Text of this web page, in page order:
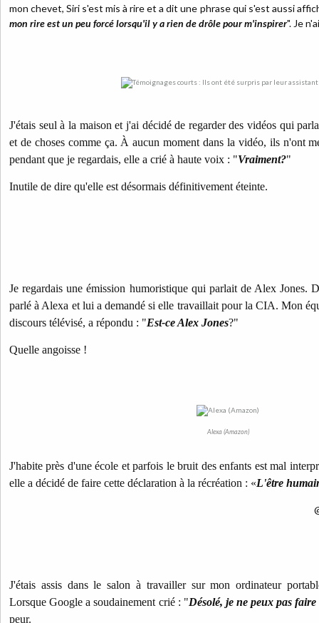
mon chevet, Siri s'est mis à rire et a dit une phrase qui s'est aussi
mon rire est un peu forcé lorsqu'il y a rien de drôle pour m'inspirer". Je
J'étais seul à la maison et j'ai décidé de regarder des vidéos qui
et de choses comme ça. À aucun moment dans la vidéo, ils n'ont
pendant que je regardais, elle a crié à haute voix : "Vraiment?"
Inutile de dire qu'elle est désormais définitivement éteinte.
Je regardais une émission humoristique qui parlait de Alex Jones.
parlé à Alexa et lui a demandé si elle travaillait pour la CIA. Mon
discours télévisé, a répondu : "Est-ce Alex Jones?"
Quelle angoisse !
Alexa (Amazon)
J'habite près d'une école et parfois le bruit des enfants est mal
elle a décidé de faire cette déclaration à la récréation : «L'être
J'étais assis dans le salon à travailler sur mon ordinateur
Lorsque Google a soudainement crié : "Désolé, je ne peux pas
peur.